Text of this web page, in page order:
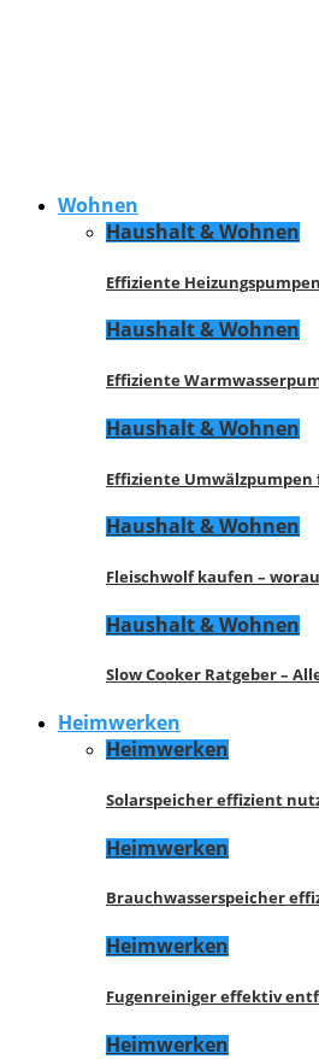
Wohnen
Haushalt & Wohnen
Effiziente
Haushalt & Wohnen
Effiziente
Haushalt & Wohnen
Effiziente
Haushalt & Wohnen
Fleischwolf kaufen –
Haushalt & Wohnen
Slow Cooker Ratgeber –
Heimwerken
Heimwerken
Solarspeicher effizient
Heimwerken
Brauchwasserspeicher
Heimwerken
Fugenreiniger effektiv
Heimwerken